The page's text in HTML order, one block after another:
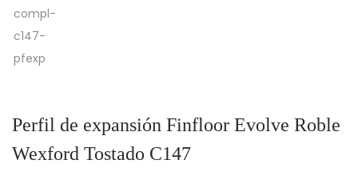
Perfil de expansión Finfloor Evolve Roble
Wexford Tostado C147